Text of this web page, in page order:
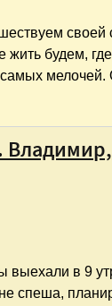
своей
будем, где
мелочей.
выехали в 9
спеша,